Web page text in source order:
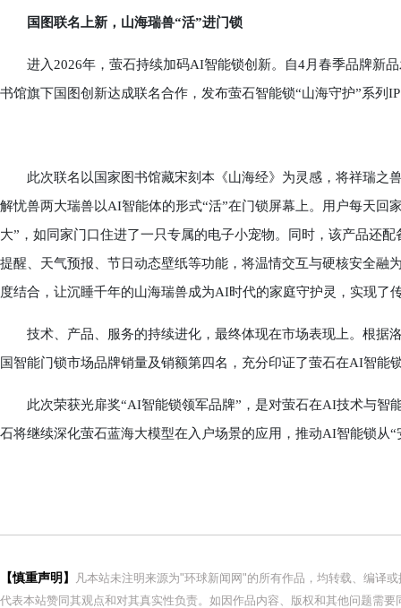
国图联名上新，山海瑞兽“活”进门锁
进入2026年，萤石持续加码AI智能锁创新。自4月春季品牌新品
书馆旗下国图创新达成联名合作，发布萤石智能锁“山海守护”系列
此次联名以国家图书馆藏宋刻本《山海经》为灵感，将祥瑞之
解忧兽两大瑞兽以AI智能体的形式“活”在门锁屏幕上。用户每天回
大”，如同家门口住进了一只专属的电子小宠物。同时，该产品还
提醒、天气预报、节日动态壁纸等功能，将温情交互与硬核安全融
度结合，让沉睡千年的山海瑞兽成为AI时代的家庭守护灵，实现了
技术、产品、服务的持续进化，最终体现在市场表现上。根据
国智能门锁市场品牌销量及销额第四名，充分印证了萤石在AI智能
此次荣获光扉奖“AI智能锁领军品牌”，是对萤石在AI技术与智
石将继续深化萤石蓝海大模型在入户场景的应用，推动AI智能锁从
【慎重声明】
凡本站未注明来源为"环球新闻网"的所有作品，均转载、编译
代表本站赞同其观点和对其真实性负责。如因作品内容、版权和其他问题需